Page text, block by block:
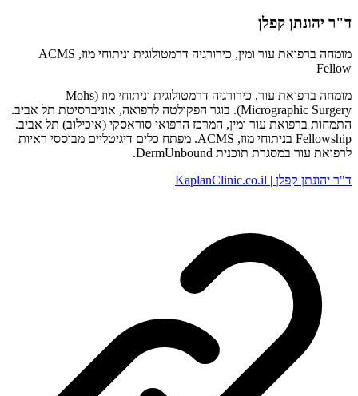
ד"ר יהונתן קפלן
מומחה ברפואת עור ומין, כירורגיה דרמטולוגית וניתוחי מוז, ACMS
Fellow
מומחה ברפואת עור, כירורגיה דרמטולוגית וניתוחי מוז (Mohs
Micrographic Surgery). בוגר הפקולטה לרפואה, אוניברסיטת תל אביב.
התמחות ברפואת עור ומין, המרכז הרפואי סוראסקי (איכילוב) תל אביב.
Fellowship בניתוחי מוז, ACMS. מפתח כלים דיגיטליים מבוססי ראיות
לרפואת עור במסגרת תוכנית DermUnbound.
ד"ר יהונתן קפלן | KaplanClinic.co.il